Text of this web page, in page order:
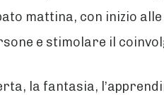
mattina, con inizio alle
e stimolare il
la fantasia,